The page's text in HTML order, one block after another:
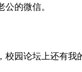
的微信。
校园论坛上还有我